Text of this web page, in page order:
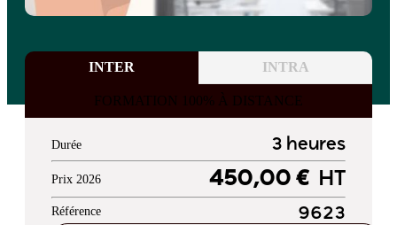
INTER INTRA
FORMATION 100% À DISTANCE
Durée 3 heures
Prix 2026 450,00 € HT
Référence 9623